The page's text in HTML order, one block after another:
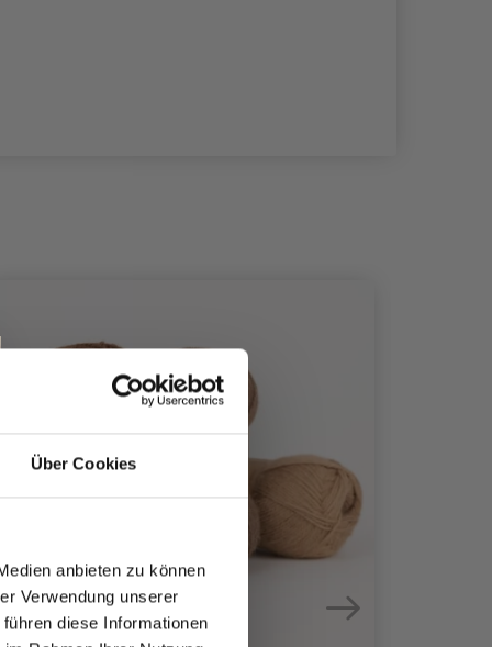
Über Cookies
anbieten zu können
Verwendung unserer
diese Informationen